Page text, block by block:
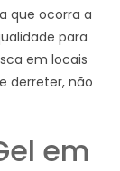
que ocorra a
para
em locais
derreter, não
em